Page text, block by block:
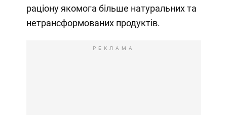
раціону якомога більше натуральних та
нетрансформованих продуктів.
РЕКЛАМА